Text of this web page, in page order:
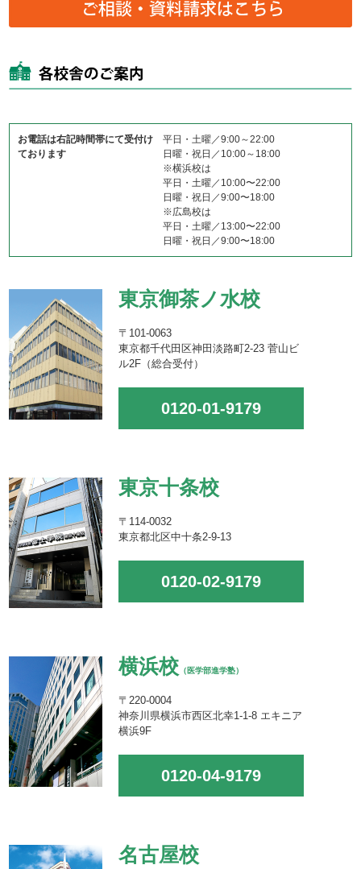
お電話は右記時間帯にて受付け
ております
平日・土曜／9:00～22:00
日曜・祝日／10:00～18:00
※横浜校は
平日・土曜／10:00〜22:00
日曜・祝日／9:00〜18:00
※広島校は
平日・土曜／13:00〜22:00
日曜・祝日／9:00〜18:00
東京御茶ノ水校
〒101-0063
東京都千代田区神田淡路町2-23 菅山ビ
ル2F（総合受付）
0120-01-9179
東京十条校
〒114-0032
東京都北区中十条2-9-13
0120-02-9179
横浜校 （医学部進学塾）
〒220-0004
神奈川県横浜市西区北幸1-1-8 エキニア
横浜9F
0120-04-9179
名古屋校